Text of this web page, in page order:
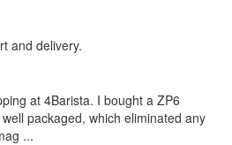
and delivery.
at 4Barista. I bought a ZP6
packaged, which eliminated any
...